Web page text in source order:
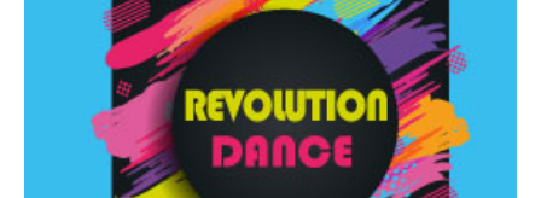
Revolution Dance
Rassegna di danza contemporanea – I Edizione